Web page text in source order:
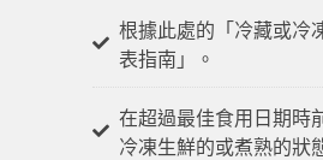
根據此處的「冷藏或冷
表指南」。
在超過最佳食用日期時
冷凍生鮮的或煮熟的狀